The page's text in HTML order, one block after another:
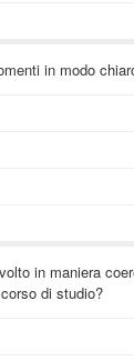
in modo
in maniera
di studio?